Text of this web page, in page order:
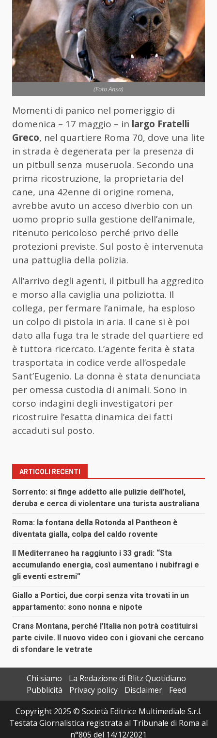
(Foto Ansa)
Momenti di panico nel pomeriggio di
domenica – 17 maggio – in largo Fratelli
Greco, nel quartiere Roma 70, dove una lite
in strada è degenerata per la presenza di
un pitbull senza museruola. Secondo una
prima ricostruzione, la proprietaria del
cane, una 42enne di origine romena,
avrebbe avuto un acceso diverbio con un
uomo proprio sulla gestione dell’animale,
ritenuto pericoloso perché privo delle
protezioni previste. Sul posto è intervenuta
una pattuglia della polizia.
All’arrivo degli agenti, il pitbull ha aggredito
e morso alla caviglia una poliziotta. Il
collega, per fermare l’animale, ha esploso
un colpo di pistola in aria. Il cane si è poi
dato alla fuga tra le strade del quartiere ed
è tuttora ricercato. L’agente ferita è stata
trasportata in codice verde all’ospedale
Sant’Eugenio. La donna è stata denunciata
per omessa custodia di animali. Sono in
corso indagini degli investigatori per
ricostruire l’esatta dinamica dei fatti
accaduti sul posto.
ARTICOLI RECENTI
Sorrento: si finge addetto alle pulizie dell’hotel,
deruba e cerca di violentare una turista australiana
Roma: la fontana della Rotonda al Pantheon è
diventata gialla, colpa del caldo rovente
Il Mediterraneo ha raggiunto i 33 gradi: “Sta
accumulando energia, così aumentano i nubifragi e
gli eventi estremi”
Giallo a Portici, due corpi senza vita trovati in un
appartamento: sono nonna e nipote
Crans Montana, perché l’Italia non potrà costituirsi
parte civile. Il nuovo video con i giovani che cercano
di sfondare le vetrate
Chi siamo
La Redazione di Blitz Quotidiano
Pubblicità
Privacy policy Disclaimer
Feed
Copyright 2025 © Società Editrice Multimediale S.r.l.
Testata Giornalistica registrata al Tribunale di Roma al
n°805 del 14/12/2021